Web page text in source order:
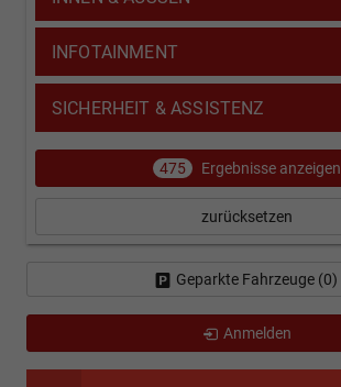
INFOTAINMENT
SICHERHEIT & ASSISTENZ
475 Ergebnisse anzeigen
zurücksetzen
Geparkte Fahrzeuge (0)
Anmelden